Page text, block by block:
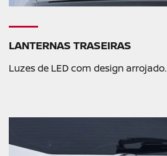
LANTERNAS TRASEIRAS
Luzes de LED com design arrojado.